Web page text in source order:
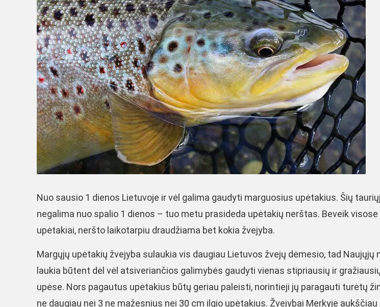
Nuo sausio 1 dienos Lietuvoje ir vėl galima gaudyti marguosius upėtakius. Šių
negalima nuo spalio 1 dienos – tuo metu prasideda upėtakių nerštas. Beveik visose
upėtakiai, neršto laikotarpiu draudžiama bet kokia žvejyba.
Margųjų upėtakių žvejyba sulaukia vis daugiau Lietuvos žvejų dėmesio, tad
laukia būtent dėl vėl atsiveriančios galimybės gaudyti vienas stipriausių ir
upėse. Nors pagautus upėtakius būtų geriau paleisti, norintieji jų paragauti turėtų
ne daugiau nei 3 ne mažesnius nei 30 cm ilgio upėtakius. Žvejybai Merkyje